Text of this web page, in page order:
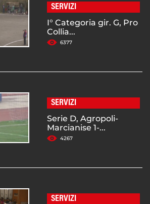
SERVIZI
I° Categoria gir. G, Pro
Collia...
6377
SERVIZI
Serie D, Agropoli-
Marcianise 1-...
4267
SERVIZI